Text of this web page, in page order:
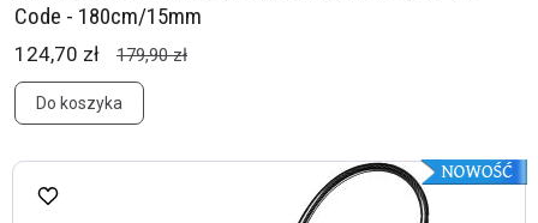
Code - 180cm/15mm
124,70 zł 179,90 zł
Do koszyka